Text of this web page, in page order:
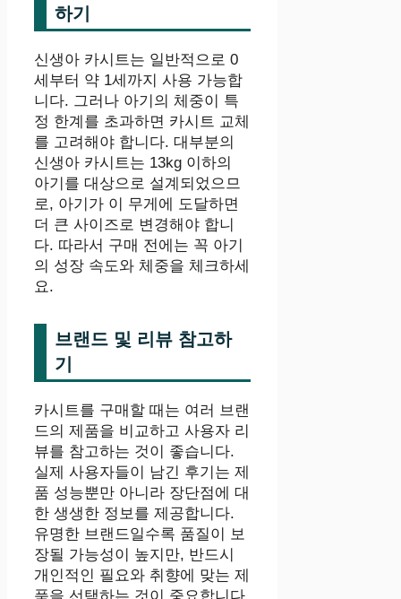
하기
신생아 카시트는 일반적으로 0
세부터 약 1세까지 사용 가능합
니다. 그러나 아기의 체중이 특
정 한계를 초과하면 카시트 교체
를 고려해야 합니다. 대부분의
신생아 카시트는 13kg 이하의
아기를 대상으로 설계되었으므
로, 아기가 이 무게에 도달하면
더 큰 사이즈로 변경해야 합니
다. 따라서 구매 전에는 꼭 아기
의 성장 속도와 체중을 체크하세
요.
브랜드 및 리뷰 참고하
기
카시트를 구매할 때는 여러 브랜
드의 제품을 비교하고 사용자 리
뷰를 참고하는 것이 좋습니다.
실제 사용자들이 남긴 후기는 제
품 성능뿐만 아니라 장단점에 대
한 생생한 정보를 제공합니다.
유명한 브랜드일수록 품질이 보
장될 가능성이 높지만, 반드시
개인적인 필요와 취향에 맞는 제